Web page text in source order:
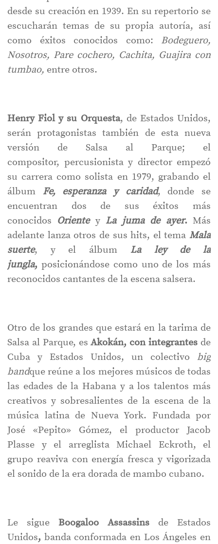
desde su creación en 1939. En su repertorio se
escucharán temas de su propia autoría, así
como éxitos conocidos como: Bodeguero,
Nosotros, Pare cochero, Cachita, Guajira con
tumbao, entre otros.
Henry Fiol y su Orquesta, de Estados Unidos,
serán protagonistas también de esta nueva
versión de Salsa al Parque; el
compositor, percusionista y director empezó
su carrera como solista en 1979, grabando el
álbum Fe, esperanza y caridad, donde se
encuentran dos de sus éxitos más
conocidos Oriente y La juma de ayer.Más
adelante lanza otros de sus hits, el tema Mala
suerte, y el álbum La ley de la
jungla, posicionándose como uno de los más
reconocidos cantantes de la escena salsera.
Otro de los grandes que estará en la tarima de
Salsa al Parque, esAkokán, con integrantes de
Cuba y Estados Unidos, un colectivo big
bandque reúne a los mejores músicos de todas
las edades de la Habana y a los talentos más
creativos y sobresalientes de la escena de la
música latina de Nueva York. Fundada por
José «Pepito» Gómez, el productor Jacob
Plasse y el arreglista Michael Eckroth, el
grupo reaviva con energía fresca y vigorizada
el sonido de la era dorada de mambo cubano.
Le sigue Boogaloo Assassins de Estados
Unidos, banda conformada en Los Ángeles en